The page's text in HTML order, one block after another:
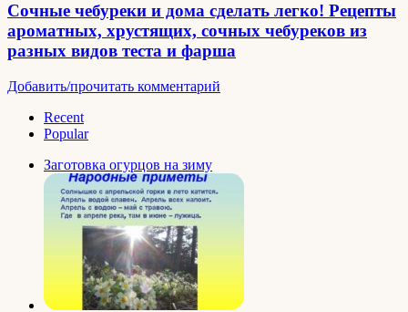
Сочные чебуреки и дома сделать легко! Рецепты
ароматных, хрустящих, сочных чебуреков из
разных видов теста и фарша
Добавить/прочитать комментарий
Recent
Popular
Заготовка огурцов на зиму